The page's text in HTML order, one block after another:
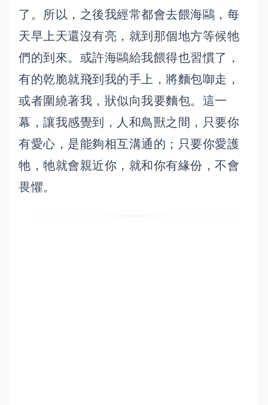
了。所以，之後我經常都會去餵海鷗，每
天早上天還沒有亮，就到那個地方等候牠
們的到來。或許海鷗給我餵得也習慣了，
有的乾脆就飛到我的手上，將麵包啣走，
或者圍繞著我，狀似向我要麵包。這一
幕，讓我感覺到，人和鳥獸之間，只要你
有愛心，是能夠相互溝通的；只要你愛護
牠，牠就會親近你，就和你有緣份，不會
畏懼。